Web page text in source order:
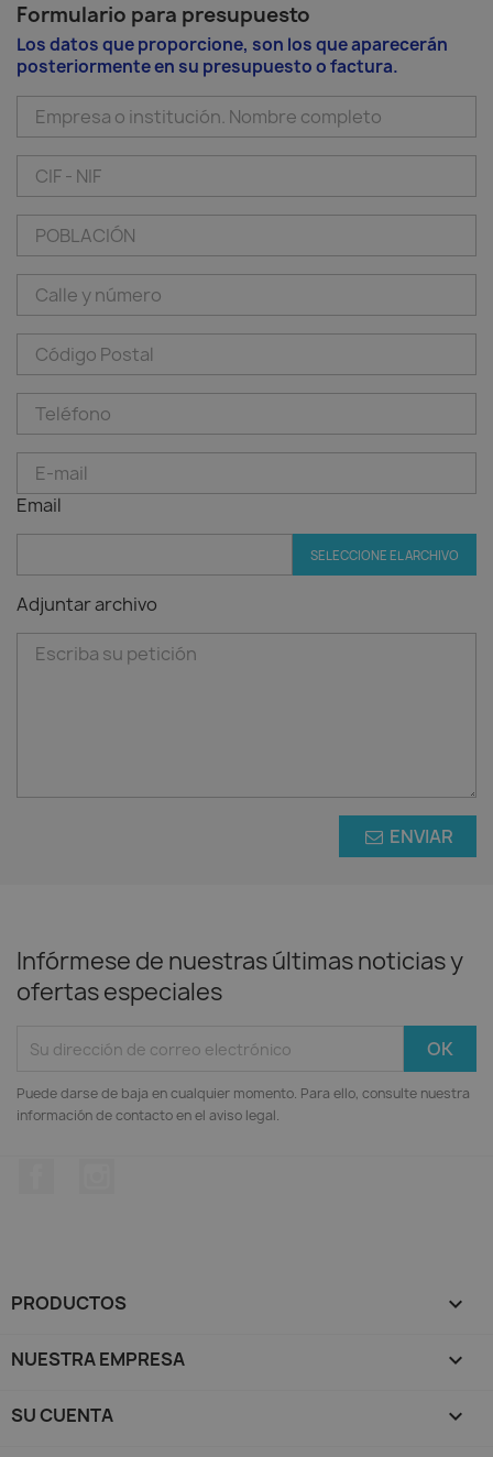
Formulario para presupuesto
Los datos que proporcione, son los que aparecerán
posteriormente en su presupuesto o factura.
Email
SELECCIONE EL ARCHIVO
Adjuntar archivo
ENVIAR
Infórmese de nuestras últimas noticias y
ofertas especiales
Puede darse de baja en cualquier momento. Para ello, consulte nuestra
información de contacto en el aviso legal.
PRODUCTOS 
NUESTRA EMPRESA 
SU CUENTA 